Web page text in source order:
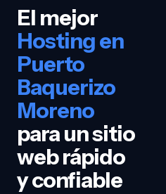
El mejor
Hosting en
Puerto
Baquerizo
Moreno
para un sitio
web rápido
y confiable